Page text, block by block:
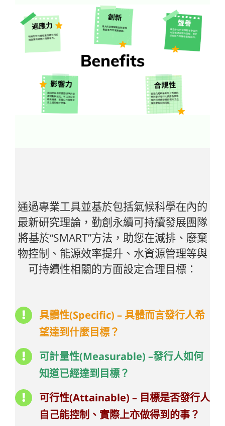
聯繫方式
通過專業工具並基於包括氣候科學在內的
最新研究理論，勤創永續可持續發展團隊
將基於“SMART”方法，助您在減排、廢棄
物控制、能源效率提升、水資源管理等與
可持續性相關的方面設定合理目標：
具體性(Specific) – 具體而言發行人希
望達到什麼目標？
可計量性(Measurable) –發行人如何
知道已經達到目標？
可行性(Attainable) – 目標是否發行人
自己能控制、實際上亦做得到的事？